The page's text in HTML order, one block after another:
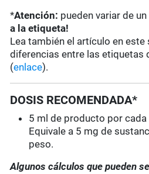
*Atención: pueden variar de
a la etiqueta!
Lea también el artículo en
diferencias entre las etiquetas
(enlace).
DOSIS RECOMENDADA*
5 ml de producto por
Equivale a 5 mg de
peso.
Algunos cálculos que pueden